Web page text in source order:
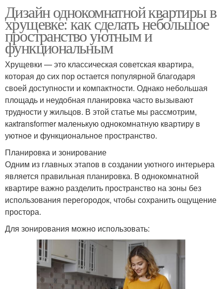
Дизайн однокомнатной квартиры в
хрущевке: как сделать небольшое
пространство уютным и
функциональным
Хрущевки — это классическая советская квартира,
которая до сих пор остается популярной благодаря
своей доступности и компактности. Однако небольшая
площадь и неудобная планировка часто вызывают
трудности у жильцов. В этой статье мы рассмотрим,
какtransformer маленькую однокомнатную квартиру в
уютное и функциональное пространство.
Планировка и зонирование
Одним из главных этапов в создании уютного интерьера
является правильная планировка. В однокомнатной
квартире важно разделить пространство на зоны без
использования перегородок, чтобы сохранить ощущение
простора.
Для зонирования можно использовать: